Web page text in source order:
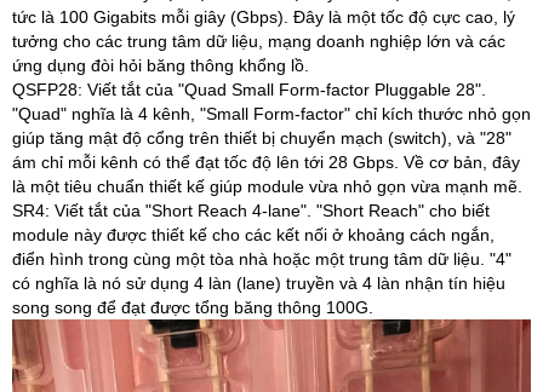
tức là 100 Gigabits mỗi giây (Gbps). Đây là một tốc độ cực cao, lý
tưởng cho các trung tâm dữ liệu, mạng doanh nghiệp lớn và các
ứng dụng đòi hỏi băng thông khổng lồ.​
QSFP28: Viết tắt của "Quad Small Form-factor Pluggable 28".
"Quad" nghĩa là 4 kênh, "Small Form-factor" chỉ kích thước nhỏ gọn
giúp tăng mật độ cổng trên thiết bị chuyển mạch (switch), và "28"
ám chỉ mỗi kênh có thể đạt tốc độ lên tới 28 Gbps. Về cơ bản, đây
là một tiêu chuẩn thiết kế giúp module vừa nhỏ gọn vừa mạnh mẽ.​
SR4: Viết tắt của "Short Reach 4-lane". "Short Reach" cho biết
module này được thiết kế cho các kết nối ở khoảng cách ngắn,
điển hình trong cùng một tòa nhà hoặc một trung tâm dữ liệu. "4"
có nghĩa là nó sử dụng 4 làn (lane) truyền và 4 làn nhận tín hiệu
song song để đạt được tổng băng thông 100G.